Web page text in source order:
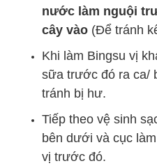
nước làm nguội
cây vào (Để tránh
Khi làm Bingsu vị
sữa trước đó ra ca/
tránh bị hư.
Tiếp theo vệ sinh
bên dưới và cục
vị trước đó.